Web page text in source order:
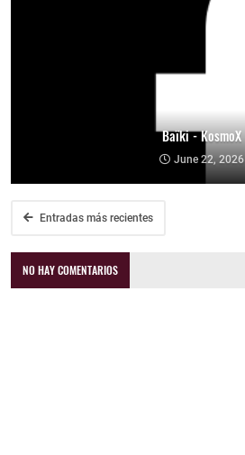
Baïki - KosmoX
June 22, 2026
Entradas más recientes
NO HAY COMENTARIOS